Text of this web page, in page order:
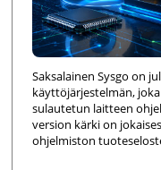
Saksalainen Sysgo on
käyttöjärjestelmän,
sulautetun laitteen
version kärki on
ohjelmiston